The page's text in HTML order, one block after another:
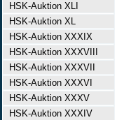
HSK-Auktion XLI
HSK-Auktion XL
HSK-Auktion XXXIX
HSK-Auktion XXXVIII
HSK-Auktion XXXVII
HSK-Auktion XXXVI
HSK-Auktion XXXV
HSK-Auktion XXXIV